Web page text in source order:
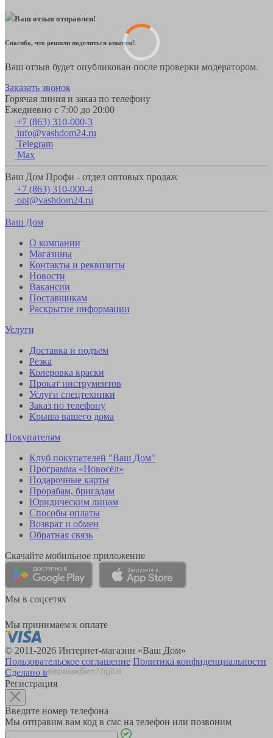
Ваш отзыв отправлен!
Спасибо, что решили поделиться опытом!
Ваш отзыв будет опубликован после проверки модератором.
Заказать звонок
Горячая линия и заказ по телефону
Ежедневно с 7:00 до 20:00
+7 (863) 310-000-3
info@vashdom24.ru
Telegram
Max
Ваш Дом Профи - отдел оптовых продаж
+7 (863) 310-000-4
opt@vashdom24.ru
Ваш Дом
О компании
Магазины
Контакты и реквизиты
Новости
Вакансии
Поставщикам
Раскрытие информации
Услуги
Доставка и подъем
Резка
Колеровка краски
Прокат инструментов
Услуги спецтехники
Заказ по телефону
Крыша вашего дома
Покупателям
Клуб покупателей "Ваш Дом"
Программа «Новосёл»
Подарочные карты
Прорабам, бригадам
Юридическим лицам
Способы оплаты
Возврат и обмен
Обратная связь
Скачайте мобильное приложение
Мы в соцсетях
Мы принимаем к оплате
© 2011-2026 Интернет-магазин «Ваш Дом»
Пользовательское соглашение Политика конфиденциальности
Сделано в
Регистрация
Введите номер телефона
Мы отправим вам код в смс на телефон или позвоним